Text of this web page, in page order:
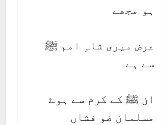
ہو مجھے
عرض میری شاہِ امم ﷺ
سے ہے
ان ﷺ کے کرم سے ہوۓ
مسلمان ضو فشاں